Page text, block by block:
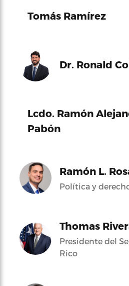
Tomás Ramírez
Dr. Ronald
Lcdo. Ramón
Pabón
Ramón L.
Política y
Thomas
Presidente del
Rico